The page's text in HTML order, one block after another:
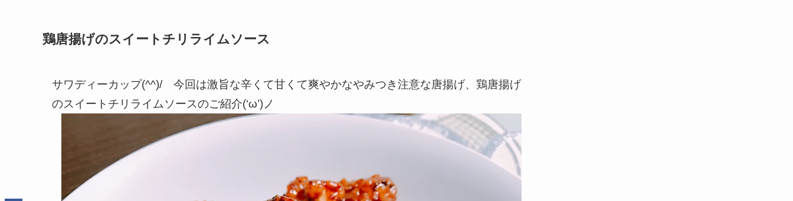
鶏唐揚げのスイートチリライムソース
サワディーカップ(^^)/ 今回は激旨な辛くて甘くて爽やかなやみつき注意な唐揚げ、鶏唐揚げ
のスイートチリライムソースのご紹介(‘ω’)ノ